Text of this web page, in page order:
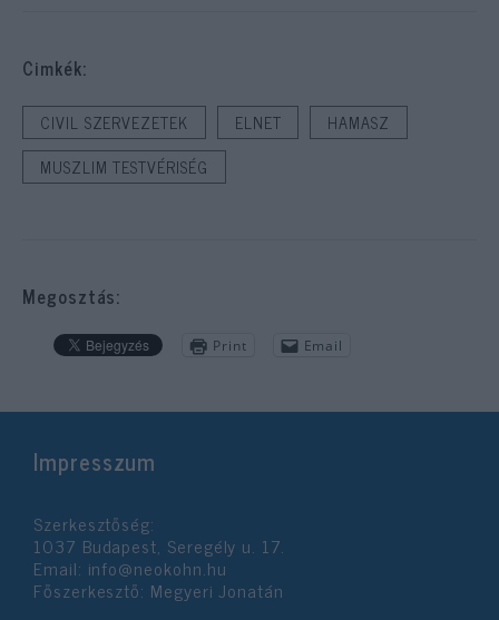
Cimkék:
CIVIL SZERVEZETEK ELNET
HAMASZ
MUSZLIM TESTVÉRISÉG
Megosztás:
Print Email
Impresszum
Szerkesztőség:
1037 Budapest, Seregély u. 17.
Email: info@neokohn.hu
Főszerkesztő: Megyeri Jonatán